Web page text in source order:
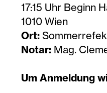
17:15 Uhr Beginn
1010 Wien
Ort:
Notar: Mag.
Um Anmeldung